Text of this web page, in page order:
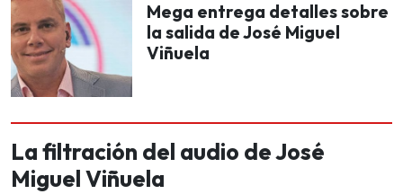
Mega entrega detalles sobre
la salida de José Miguel
Viñuela
La filtración del audio de José
Miguel Viñuela